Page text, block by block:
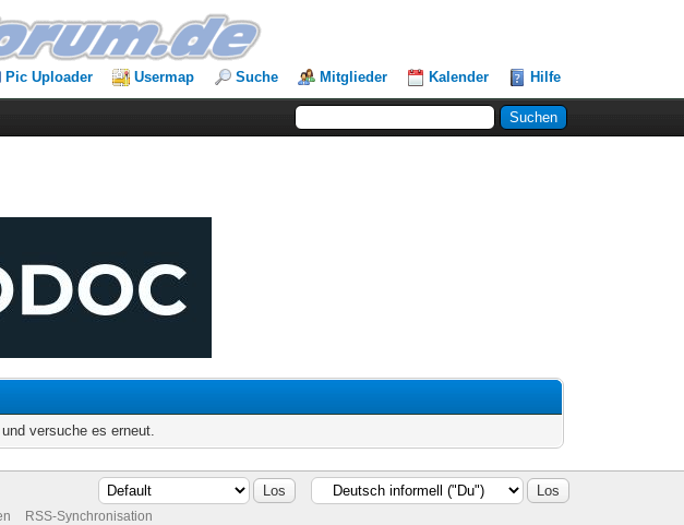
Pic Uploader Usermap Suche Mitglieder Kalender Hilfe
versuche es erneut.
RSS-Synchronisation